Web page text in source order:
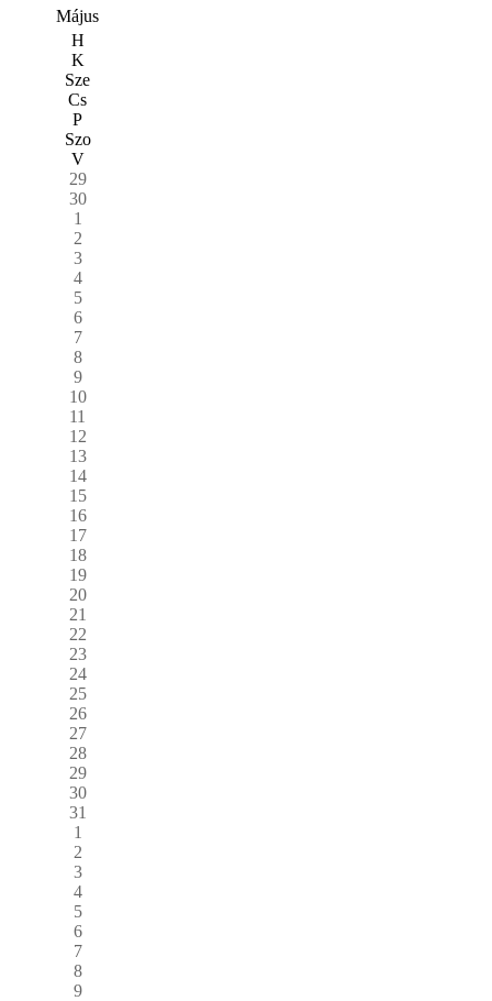
Május
H
K
Sze
Cs
P
Szo
V
29
30
1
2
3
4
5
6
7
8
9
10
11
12
13
14
15
16
17
18
19
20
21
22
23
24
25
26
27
28
29
30
31
1
2
3
4
5
6
7
8
9